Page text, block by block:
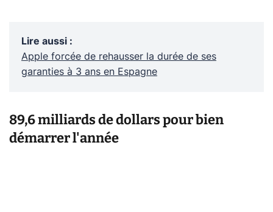
Lire aussi :
Apple forcée de rehausser la durée de ses
garanties à 3 ans en Espagne
89,6 milliards de dollars pour bien
démarrer l'année